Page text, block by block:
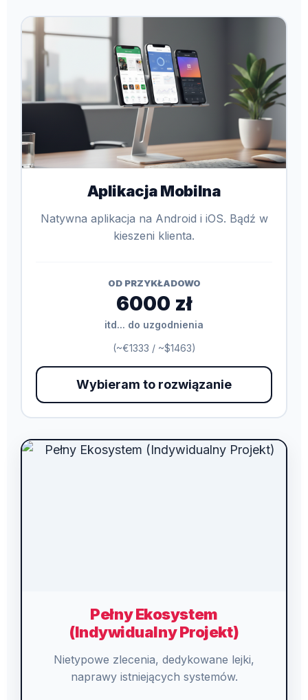
Aplikacja Mobilna
Natywna aplikacja na Android i iOS. Bądź w
kieszeni klienta.
OD PRZYKŁADOWO
6000 zł
itd... do uzgodnienia
(~€1333 / ~$1463)
Wybieram to rozwiązanie
Pełny Ekosystem
(Indywidualny Projekt)
Nietypowe zlecenia, dedykowane lejki,
naprawy istniejących systemów.